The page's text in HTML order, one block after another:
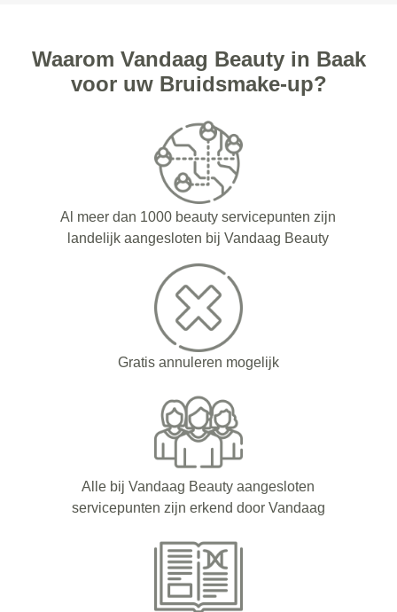
Waarom Vandaag Beauty in Baak
voor uw Bruidsmake-up?
Al meer dan 1000 beauty servicepunten zijn
landelijk aangesloten bij Vandaag Beauty
Gratis annuleren mogelijk
Alle bij Vandaag Beauty aangesloten
servicepunten zijn erkend door Vandaag